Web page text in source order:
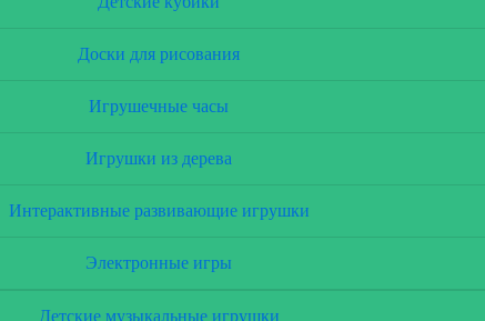
Доски для рисования
Игрушечные часы
Игрушки из дерева
Интерактивные развивающие игрушки
Электронные игры
Детские музыкальные игрушки